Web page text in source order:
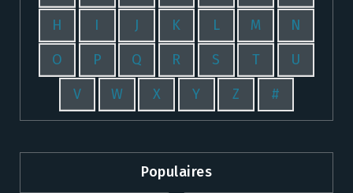
H I J K L M N
O P Q R S T U
V W X Y Z #
Populaires